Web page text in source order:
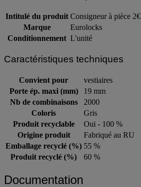
Intitulé du produit Consigneur à pièce 2€
Marque
Eurolocks
Conditionnement L'unité
Caractéristiques techniques
Convient pour
vestiaires
Porte ép. maxi (mm)
19 mm
Nb de combinaisons
2000
Coloris
Gris
Produit recyclable
Oui - 100 %
Origine produit
Fabriqué au RU
Emballage recyclé (%) 55 %
Produit recyclé (%)
60 %
Documentation